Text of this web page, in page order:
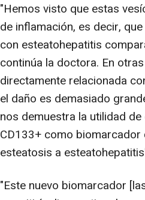
"Hemos visto que estas
de inflamación, es decir,
con esteatohepatitis
continúa la doctora. En
directamente relacionada
el daño es demasiado
nos demuestra la utilidad
CD133+ como
esteatosis a
"Este nuevo biomarcador